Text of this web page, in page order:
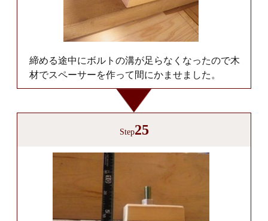
締める途中にボルトの溝が足らなくなったので木
材でスペーサーを作って間にかませました。
Step25